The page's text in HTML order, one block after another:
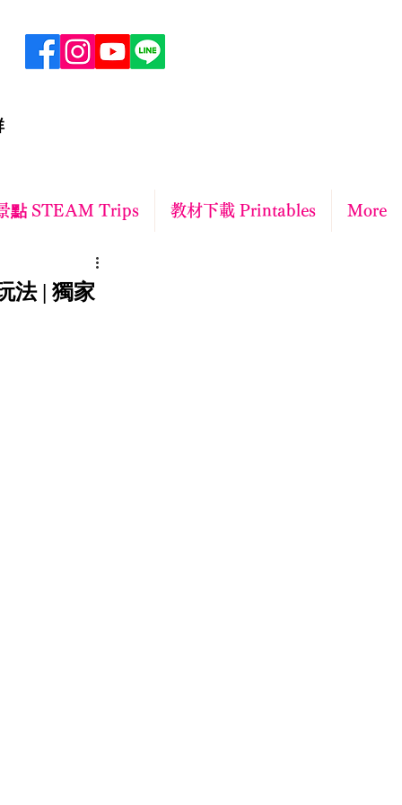
點 STEAM Trips 教材下載 Printables More
法 | 獨家